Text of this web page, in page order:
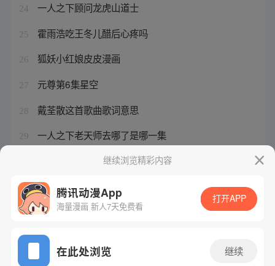
24 一人之下顾问龙虎山道士
25 霍雨浩吃王冬儿醋后心疼吗
26 狐妖小红娘皮皮漫画
27 元尊第6集星空
28 戴荃散这首歌曲歌词意思
29 一人之下老天师去哪了是哪一集
一人之下全部演员表介绍继续浏览精彩内容
腾讯动漫App
海量漫画 新人7天免费看
打开APP
在此处浏览 继续
网站备案/许可证号：粤B2-20090059-5